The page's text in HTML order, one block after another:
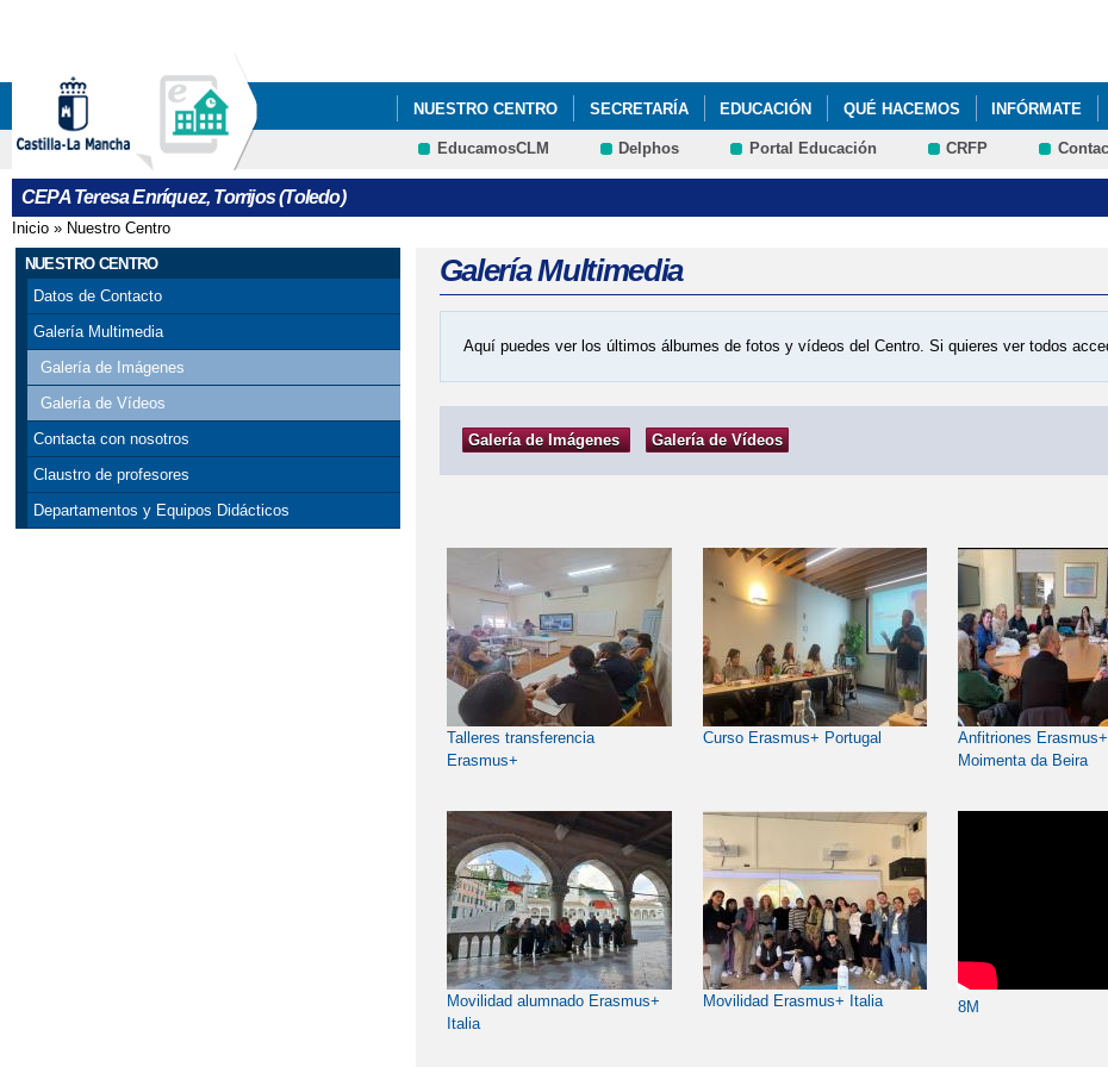
NUESTRO CENTRO SECRETARÍA EDUCACIÓN QUÉ HACEMOS INFÓRMATE
EducamosCLM Delphos Portal Educación CRFP
CEPA Teresa Enríquez, Torrijos (Toledo)
Se encuentra usted aquí
Inicio » Nuestro Centro
NUESTRO CENTRO
Datos de Contacto
Galería Multimedia
Galería de Imágenes
Galería de Vídeos
Contacta con nosotros
Claustro de profesores
Departamentos y Equipos Didácticos
Galería Multimedia
Aquí puedes ver los últimos álbumes de fotos y vídeos del Centro. Si quieres ver todos
Galería de Imágenes Galería de Vídeos
Talleres transferencia
Erasmus+
Curso Erasmus+ Portugal
Anfitriones Erasmus+
Moimenta da Beira
Movilidad alumnado Erasmus+
Italia
Movilidad Erasmus+ Italia 8M